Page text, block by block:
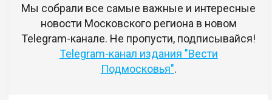
Мы собрали все самые важные и интересные
новости Московского региона в новом
Telegram-канале. Не пропусти, подписывайся!
Telegram-канал издания "Вести
Подмосковья".